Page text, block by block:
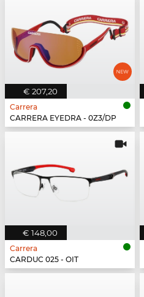
€ 207,20
Carrera
CARRERA EYEDRA - 0Z3/DP
€ 148,00
Carrera
CARDUC 025 - OIT